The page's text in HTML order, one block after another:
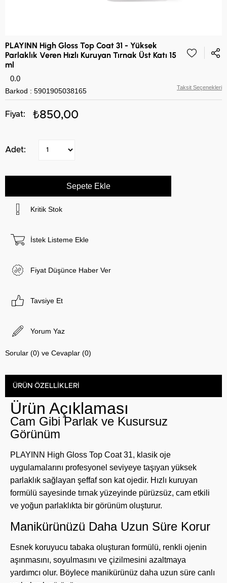
PLAYINN High Gloss Top Coat 31 - Yüksek
Parlaklık Veren Hızlı Kuruyan Tırnak Üst Katı 15
ml
0.0
Barkod : 5901905038165
₺850,00
Taksit Seçenekleri
Kritik Stok
İstek Listeme Ekle
Fiyat Düşünce Haber Ver
Tavsiye Et
Yorum Yaz
Sorular (0) ve Cevaplar (0)
ÜRÜN ÖZELLIKLERI
Ürün Açıklaması
Cam Gibi Parlak ve Kusursuz
Görünüm
PLAYINN High Gloss Top Coat 31, klasik oje
uygulamalarını profesyonel seviyeye taşıyan yüksek
parlaklık sağlayan şeffaf son kat ojedir. Hızlı kuruyan
formülü sayesinde tırnak yüzeyinde pürüzsüz, cam etkili
ve yoğun parlaklıkta bir görünüm oluşturur.
Manikürünüzü Daha Uzun Süre Korur
Esnek koruyucu tabaka oluşturan formülü, renkli ojenin
aşınmasını, soyulmasını ve çizilmesini azaltmaya
yardımcı olur. Böylece manikürünüz daha uzun süre canlı